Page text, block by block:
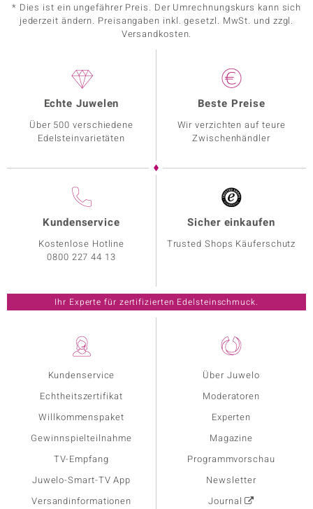
* Dies ist ein ungefährer Preis. Der Umrechnungskurs kann sich
jederzeit ändern. Preisangaben inkl. gesetzl. MwSt. und zzgl.
Versandkosten.
Kundenservice
Echtheitszertifikat
Willkommenspaket
Gewinnspielteilnahme
TV-Empfang
Juwelo-Smart-TV App
Versandinformationen
Über Juwelo
Moderatoren
Experten
Magazine
Programmvorschau
Newsletter
Journal
Echte Juwelen
Über 500 verschiedene
Edelsteinvarietäten
Beste Preise
Wir verzichten auf teure
Zwischenhändler
Kundenservice
Kostenlose Hotline
0800 227 44 13
Sicher einkaufen
Trusted Shops Käuferschutz
Ihr Experte für zertifizierten Edelsteinschmuck.